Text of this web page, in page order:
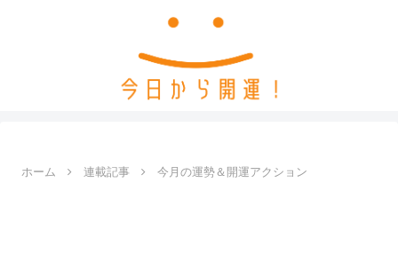
ホーム 連載記事 今月の運勢＆開運アクション